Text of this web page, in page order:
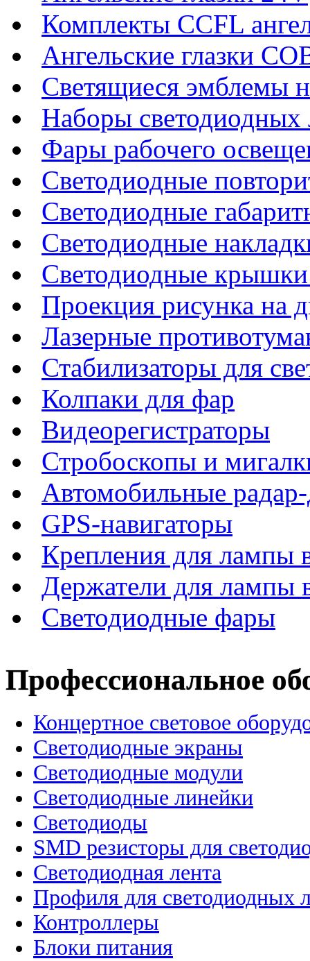
Комплекты CCFL
Ангельские глазки
Светящиеся эмблемы
Наборы светодиодных
Фары рабочего
Светодиодные
Светодиодные
Светодиодные
Светодиодные крышки
Проекция рисунка на
Лазерные
Стабилизаторы для
Колпаки для фар
Видеорегистраторы
Стробоскопы и
Автомобильные
GPS-навигаторы
Крепления для лампы
Держатели для лампы
Светодиодные фары
Профессиональное
Концертное световое
Cветодиодные экраны
Светодиодные модули
Светодиодные линейки
Светодиоды
SMD резисторы для
Светодиодная лента
Профиля для светодиодных
Контроллеры
Блоки питания